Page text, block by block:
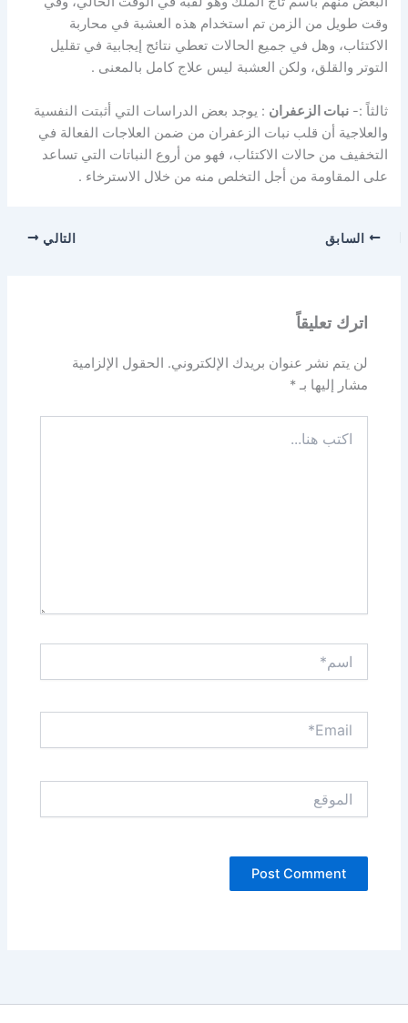
وقت طويل من الزمن تم استخدام هذه العشبة في محاربة
الاكتئاب، وهل في جميع الحالات تعطي نتائج إيجابية في تقليل
التوتر والقلق، ولكن العشبة ليس علاج كامل بالمعنى .
ثالثاً :-نبات الزعفران : يوجد بعض الدراسات التي أثبتت النفسية
والعلاجية أن قلب نبات الزعفران من ضمن العلاجات الفعالة في
التخفيف من حالات الاكتئاب، فهو من أروع النباتات التي تساعد
على المقاومة من أجل التخلص منه من خلال الاسترخاء .
السابق التالي
اترك تعليقاً
لن يتم نشر عنوان بريدك الإلكتروني. الحقول الإلزامية
مشار إليها بـ*
هنا...